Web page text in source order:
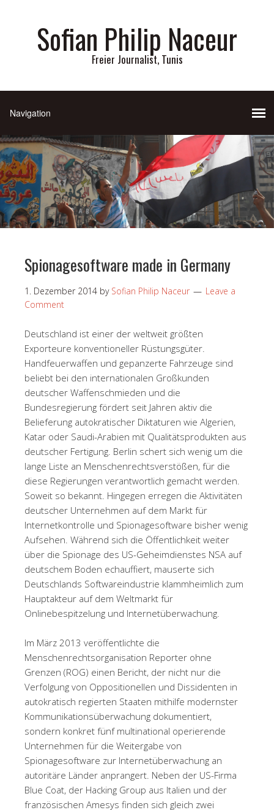
Sofian Philip Naceur
Freier Journalist, Tunis
Spionagesoftware made in Germany
1. Dezember 2014 by Sofian Philip Naceur
Leave a
Comment
Deutschland ist einer der weltweit größten
Exporteure konventioneller Rüstungsgüter.
Handfeuerwaffen und gepanzerte Fahrzeuge sind
beliebt bei den internationalen Großkunden
deutscher Waffenschmieden und die
Bundesregierung fördert seit Jahren aktiv die
Belieferung autokratischer Diktaturen wie Algerien,
Katar oder Saudi-Arabien mit Qualitätsprodukten aus
deutscher Fertigung. Berlin schert sich wenig um die
lange Liste an Menschenrechtsverstößen, für die
diese Regierungen verantwortlich gemacht werden.
Soweit so bekannt. Hingegen erregen die Aktivitäten
deutscher Unternehmen auf dem Markt für
Internetkontrolle und Spionagesoftware bisher wenig
Aufsehen. Während sich die Öffentlichkeit weiter
über die Spionage des US-Geheimdienstes NSA auf
deutschem Boden echauffiert, mauserte sich
Deutschlands Softwareindustrie klammheimlich zum
Hauptakteur auf dem Weltmarkt für
Onlinebespitzelung und Internetüberwachung.
Im März 2013 veröffentlichte die
Menschenrechtsorganisation Reporter ohne
Grenzen (ROG) einen Bericht, der nicht nur die
Verfolgung von Oppositionellen und Dissidenten in
autokratisch regierten Staaten mithilfe modernster
Kommunikationsüberwachung dokumentiert,
sondern konkret fünf multinational operierende
Unternehmen für die Weitergabe von
Spionagesoftware zur Internetüberwachung an
autoritäre Länder anprangert. Neben der US-Firma
Blue Coat, der Hacking Group aus Italien und der
französischen Amesys finden sich gleich zwei